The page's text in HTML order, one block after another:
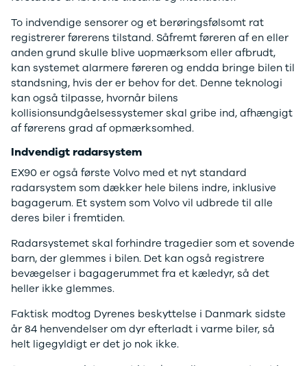
Privatleasing
Tilbud
e Vitara
Modeller
Anmeldelser
Privatleasing
Tilbud
Alle nye biler
XPENG
Modeller
Anmeldelser
Tilbud
G6
Modeller
Privatleasing
Tilbud
P7+
Modeller
Privatleasing
Tilbud
G9
Mitsubishi
Se alle
Mitsubishi
Outlander
Space Star
Nissan
Se alle
Nissan
Elbil
Ariya
Micra
Note
Juke
X-Trail
Navara
NV300
e-NV300
Leaf
Opel
Se alle Opel
Elbil
To indvendige sensorer og et berøringsfølsomt rat
registrerer førerens tilstand. Såfremt føreren af en eller
anden grund skulle blive uopmærksom eller afbrudt,
kan systemet alarmere føreren og endda bringe bilen til
standsning, hvis der er behov for det. Denne teknologi
kan også tilpasse, hvornår bilens
kollisionsundgåelsessystemer skal gribe ind, afhængigt
af førerens grad af opmærksomhed.
Indvendigt radarsystem
EX90 er også første Volvo med et nyt standard
radarsystem som dækker hele bilens indre, inklusive
bagagerum. Et system som Volvo vil udbrede til alle
deres biler i fremtiden.
Radarsystemet skal forhindre tragedier som et sovende
barn, der glemmes i bilen. Det kan også registrere
bevægelser i bagagerummet fra et kæledyr, så det
heller ikke glemmes.
Faktisk modtog Dyrenes beskyttelse i Danmark sidste
år 84 henvendelser om dyr efterladt i varme biler, så
helt ligegyldigt er det jo nok ikke.